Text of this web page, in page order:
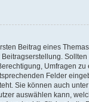
Beitrag eines
Beitragserstellung.
Umfragen
Felder
Sie können auch
auswählen kann,